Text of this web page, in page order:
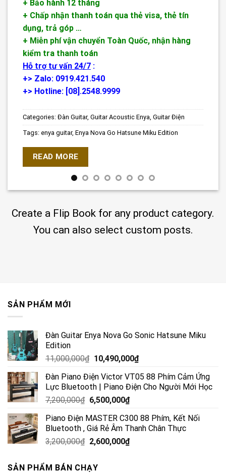
+ Bảo hành 12 tháng
+ Chấp nhận thanh toán qua thẻ visa, thẻ tín
dụng, trả góp …
+ Miễn phí vận chuyển Toàn Quốc, nhận hàng
kiểm tra thanh toán
Hỗ trợ tư vấn 24/7 :
+> Zalo: 0919.421.540
+> Hotline: [08].2548.9999
Categories: Đàn Guitar, Guitar Acoustic Enya, Guitar Điện
Tags: enya guitar, Enya Nova Go Hatsune Miku Edition
READ MORE
Create a Flip Book for any product category.
You can also select custom posts.
SẢN PHẨM MỚI
Đàn Guitar Enya Nova Go Sonic Hatsune Miku
Edition
11,000,000₫ 10,490,000₫
Đàn Piano Điện Victor VT05 88 Phím Cảm Ứng
Lực Bluetooth | Piano Điện Cho Người Mới Học
7,200,000₫ 6,500,000₫
Piano Điện MASTER C300 88 Phím, Kết Nối
Bluetooth , Giá Rẻ Âm Thanh Chân Thực
3,200,000₫ 2,600,000₫
SẢN PHẨM BÁN CHẠY